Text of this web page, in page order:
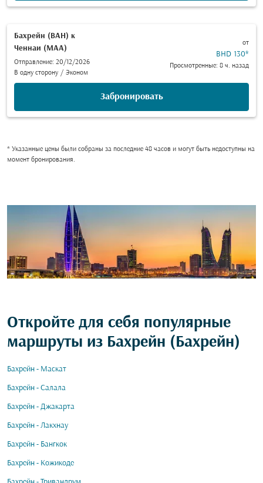
Бахрейн (BAH) к
Ченнаи (MAA)
Отправление: 20/12/2026
В одну сторону / Эконом
от
BHD 130*
Просмотренные: 8 ч. назад
Забронировать
* Указанные цены были собраны за последние 48 часов и могут быть недоступны на
момент бронирования.
Откройте для себя популярные
маршруты из Бахрейн (Бахрейн)
Бахрейн - Маскат
Бахрейн - Салала
Бахрейн - Джакарта
Бахрейн - Лакхнау
Бахрейн - Бангкок
Бахрейн - Кожикоде